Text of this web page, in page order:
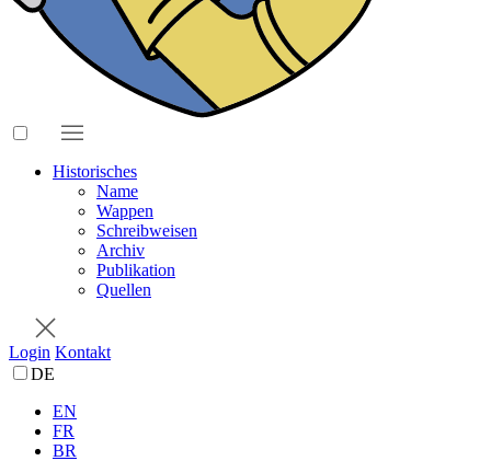
Historisches
Name
Wappen
Schreibweisen
Archiv
Publikation
Quellen
Login Kontakt
DE
EN
FR
BR